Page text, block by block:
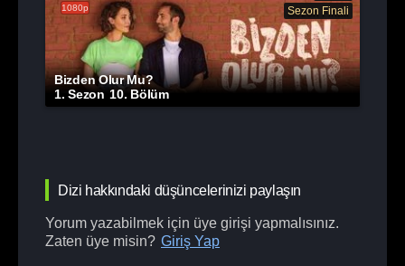
1080p Sezon Finali
Bizden Olur Mu?
1. Sezon 10. Bölüm
Dizi hakkındaki düşüncelerinizi paylaşın
Yorum yazabilmek için üye girişi yapmalısınız.
Zaten üye misin? Giriş Yap